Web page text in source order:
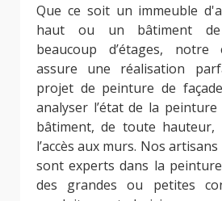
Que ce soit un immeuble
haut ou un bâtiment de
beaucoup d’étages, notre
assure une réalisation
projet de peinture de
analyser l’état de la
bâtiment, de toute
l’accès aux murs. Nos
sont experts dans la
des grandes ou petites